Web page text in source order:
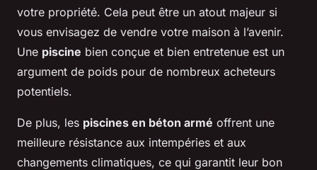
votre propriété. Cela peut être un atout majeur si
vous envisagez de vendre votre maison à l’avenir.
Une piscine bien conçue et bien entretenue est un
argument de poids pour de nombreux acheteurs
potentiels.
De plus, les piscines en béton armé offrent une
meilleure résistance aux intempéries et aux
changements climatiques, ce qui garantit leur bon